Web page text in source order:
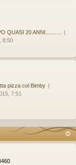
QUASI 20 ANNI.......…
8:50
pizza col Bimby
7:51